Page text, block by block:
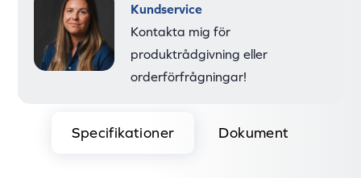
Kundservice
Kontakta mig för
produktrådgivning eller
orderförfrågningar!
Specifikationer Dokument